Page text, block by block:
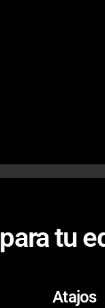
tu
Atajos